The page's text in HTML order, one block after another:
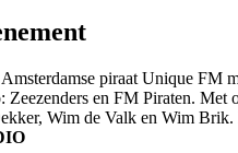
piraat Unique FM
en FM Piraten.
Wim de Valk en Wim